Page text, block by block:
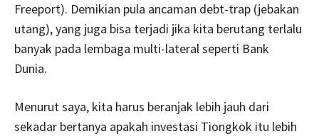
Freeport). Demikian pula ancaman debt-trap (jebakan
utang), yang juga bisa terjadi jika kita berutang terlalu
banyak pada lembaga multi-lateral seperti Bank
Dunia.
Menurut saya, kita harus beranjak lebih jauh dari
sekadar bertanya apakah investasi Tiongkok itu lebih